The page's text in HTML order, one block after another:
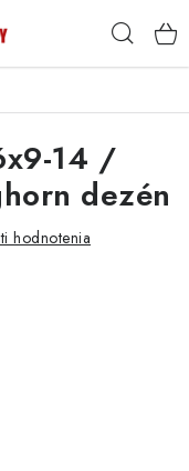
14 /
dezén
hodnotenia